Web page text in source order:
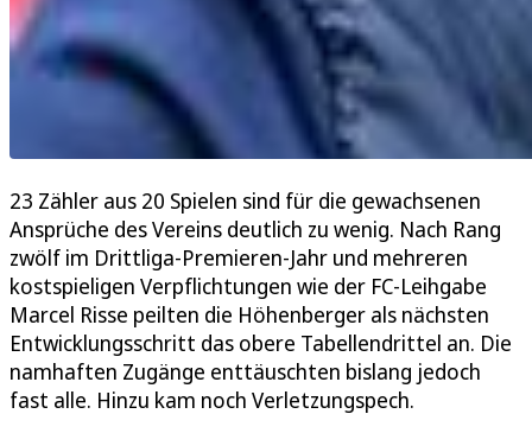
23 Zähler aus 20 Spielen sind für die gewachsenen
Ansprüche des Vereins deutlich zu wenig. Nach Rang
zwölf im Drittliga-Premieren-Jahr und mehreren
kostspieligen Verpflichtungen wie der FC-Leihgabe
Marcel Risse peilten die Höhenberger als nächsten
Entwicklungsschritt das obere Tabellendrittel an. Die
namhaften Zugänge enttäuschten bislang jedoch
fast alle. Hinzu kam noch Verletzungspech.